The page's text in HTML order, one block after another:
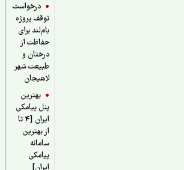
درخواست
توقف پروژه
بام‌لند برای
حفاظت از
درختان و
طبیعت شهر
لاهیجان
بهترین
پنل پیامکی
ایران [4 تا
از بهترین
سامانه
پیامکی